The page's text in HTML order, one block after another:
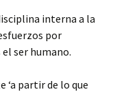
interna a la
por
ser humano.
partir de lo que